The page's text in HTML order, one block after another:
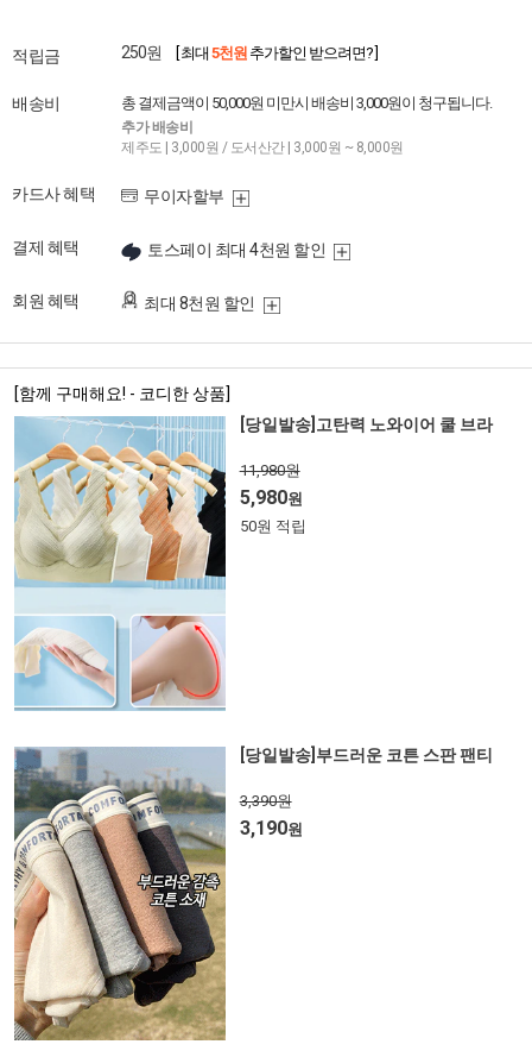
적립금 250원 [ 최대 5천원 추가할인 받으려면? ]
배송비 총 결제금액이 50,000원 미만시 배송비 3,000원이 청구됩니다.
추가 배송비
제주도 | 3,000원 / 도서산간 | 3,000원 ~ 8,000원
카드사 혜택 무이자할부
결제 혜택 토스페이 최대 4천원 할인
회원 혜택 최대 8천원 할인
[함께 구매해요! - 코디한 상품]
[당일발송]고탄력 노와이어 쿨 브라
11,980원
5,980원
50원 적립
[당일발송]부드러운 코튼 스판 팬티
3,390원
3,190원